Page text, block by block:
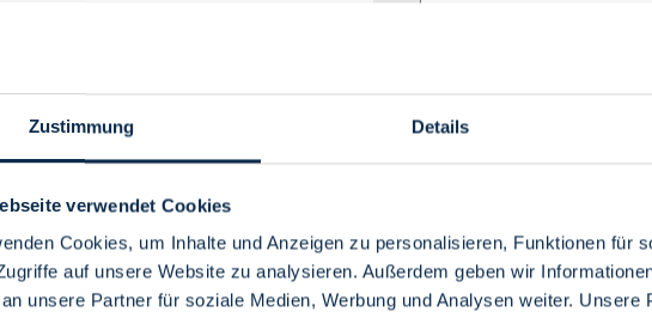
Zustimmung Details
verwendet Cookies
Cookies, um Inhalte und Anzeigen zu personalisieren, Funktionen für
auf unsere Website zu analysieren. Außerdem geben wir
unsere Partner für soziale Medien, Werbung und Analysen weiter. Unsere
Menü